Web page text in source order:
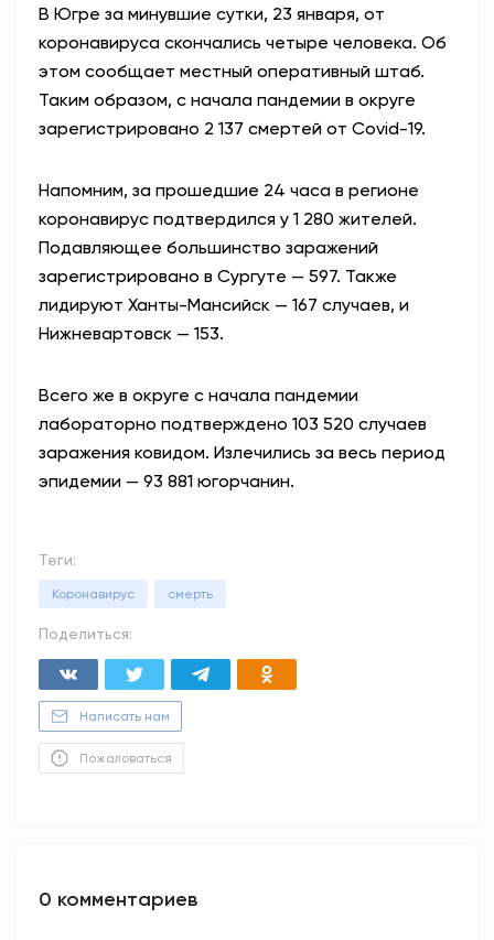
В Югре за минувшие сутки, 23 января, от
коронавируса скончались четыре человека. Об
этом сообщает местный оперативный штаб.
Таким образом, с начала пандемии в округе
зарегистрировано 2 137 смертей от Covid-19.
Напомним, за прошедшие 24 часа в регионе
коронавирус подтвердился у 1 280 жителей.
Подавляющее большинство заражений
зарегистрировано в Сургуте — 597. Также
лидируют Ханты-Мансийск — 167 случаев, и
Нижневартовск — 153.
Всего же в округе с начала пандемии
лабораторно подтверждено 103 520 случаев
заражения ковидом. Излечились за весь период
эпидемии — 93 881 югорчанин.
Теги:
Коронавирус смерть
Поделиться:
Написать нам
Пожаловаться
0 комментариев